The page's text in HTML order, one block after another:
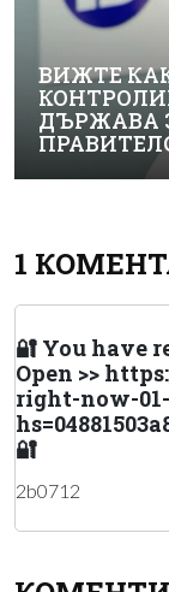
ВИЖТЕ
ДЪРЖАВА
1
🔐 You have
Open >>
right-now-
🔐
2b0712